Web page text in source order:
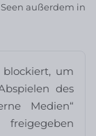
außerdem in
um
des
Medien“